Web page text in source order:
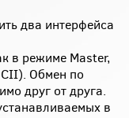
два интерфейса
в режиме Master,
Обмен по
друг от друга.
в